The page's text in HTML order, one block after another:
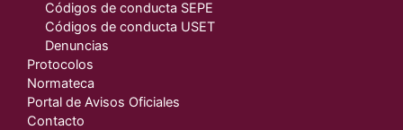
Códigos de conducta SEPE
Códigos de conducta USET
Denuncias
Protocolos
Normateca
Portal de Avisos Oficiales
Contacto